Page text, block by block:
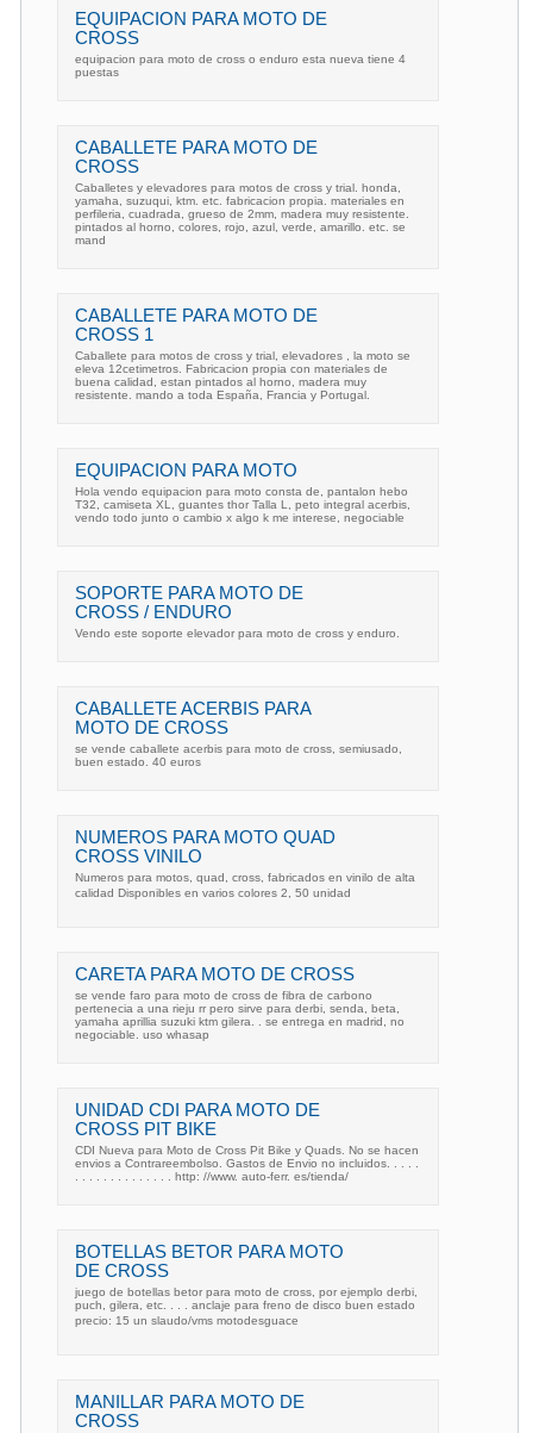
EQUIPACION PARA MOTO DE
CROSS
equipacion para moto de cross o enduro esta nueva tiene 4
puestas
CABALLETE PARA MOTO DE
CROSS
Caballetes y elevadores para motos de cross y trial. honda,
yamaha, suzuqui, ktm. etc. fabricacion propia. materiales en
perfileria, cuadrada, grueso de 2mm, madera muy resistente.
pintados al horno, colores, rojo, azul, verde, amarillo. etc. se
mand
CABALLETE PARA MOTO DE
CROSS 1
Caballete para motos de cross y trial, elevadores , la moto se
eleva 12cetimetros. Fabricacion propia con materiales de
buena calidad, estan pintados al horno, madera muy
resistente. mando a toda España, Francia y Portugal.
EQUIPACION PARA MOTO
Hola vendo equipacion para moto consta de, pantalon hebo
T32, camiseta XL, guantes thor Talla L, peto integral acerbis,
vendo todo junto o cambio x algo k me interese, negociable
SOPORTE PARA MOTO DE
CROSS / ENDURO
Vendo este soporte elevador para moto de cross y enduro.
CABALLETE ACERBIS PARA
MOTO DE CROSS
se vende caballete acerbis para moto de cross, semiusado,
buen estado. 40 euros
NUMEROS PARA MOTO QUAD
CROSS VINILO
Numeros para motos, quad, cross, fabricados en vinilo de alta
calidad Disponibles en varios colores 2, 50 unidad
CARETA PARA MOTO DE CROSS
se vende faro para moto de cross de fibra de carbono
pertenecia a una rieju rr pero sirve para derbi, senda, beta,
yamaha aprillia suzuki ktm gilera. . se entrega en madrid, no
negociable. uso whasap
UNIDAD CDI PARA MOTO DE
CROSS PIT BIKE
CDI Nueva para Moto de Cross Pit Bike y Quads. No se hacen
envios a Contrareembolso. Gastos de Envio no incluidos. . . . .
. . . . . . . . . . . . . . http: //www. auto-ferr. es/tienda/
BOTELLAS BETOR PARA MOTO
DE CROSS
juego de botellas betor para moto de cross, por ejemplo derbi,
puch, gilera, etc. . . . anclaje para freno de disco buen estado
precio: 15 un slaudo/vms motodesguace
MANILLAR PARA MOTO DE
CROSS